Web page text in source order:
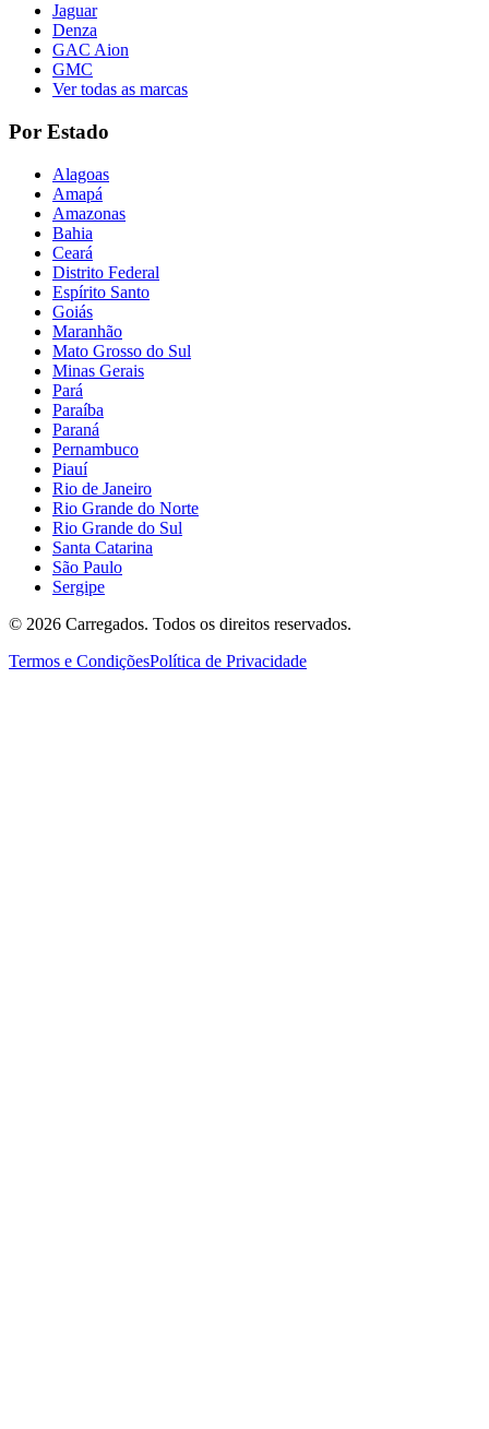
Jaguar
Denza
GAC Aion
GMC
Ver todas as marcas
Por Estado
Alagoas
Amapá
Amazonas
Bahia
Ceará
Distrito Federal
Espírito Santo
Goiás
Maranhão
Mato Grosso do Sul
Minas Gerais
Pará
Paraíba
Paraná
Pernambuco
Piauí
Rio de Janeiro
Rio Grande do Norte
Rio Grande do Sul
Santa Catarina
São Paulo
Sergipe
© 2026 Carregados. Todos os direitos reservados.
Termos e CondiçõesPolítica de Privacidade